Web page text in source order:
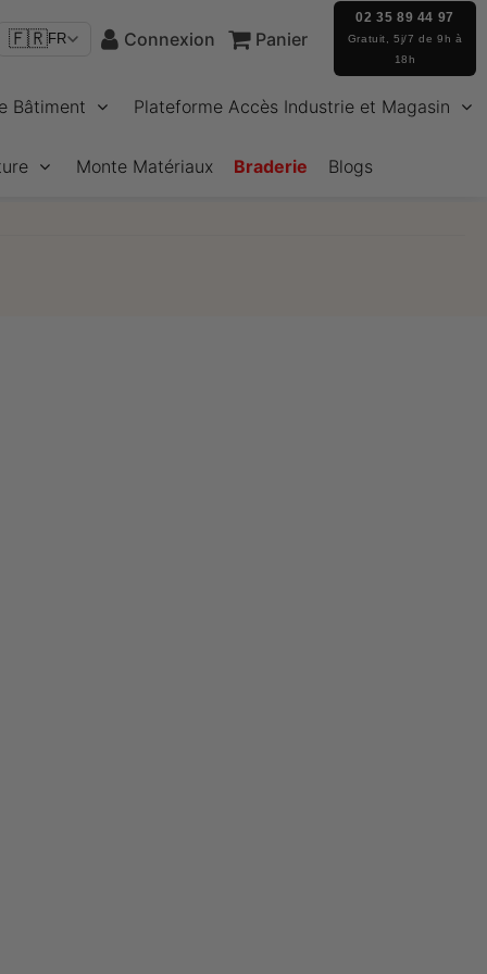
🇫🇷FR Connexion Panier
02 35 89 44 97
Gratuit, 5j/7 de 9h à
18h
Bâtiment Plateforme Accès Industrie et Magasin
Monte Matériaux Braderie Blogs